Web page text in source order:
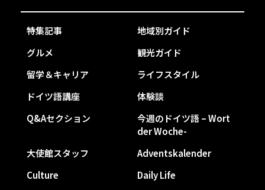
特集記事
地域別ガイド
グルメ
観光ガイド
留学＆キャリア
ライフスタイル
ドイツ語講座
体験談
Q&Aセクション
今週のドイツ語 – Wort
der Woche-
大使館スタッフ
Adventskalender
Culture
Daily Life